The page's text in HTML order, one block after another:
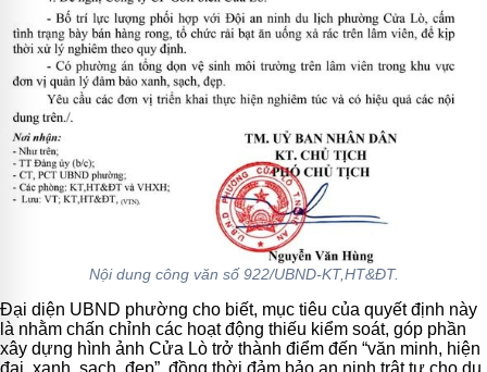
Nội dung công văn số 922/UBND-KT,HT&ĐT.
Đại diện UBND phường cho biết, mục tiêu của quyết định này
là nhằm chấn chỉnh các hoạt động thiếu kiểm soát, góp phần
xây dựng hình ảnh Cửa Lò trở thành điểm đến “văn minh, hiện